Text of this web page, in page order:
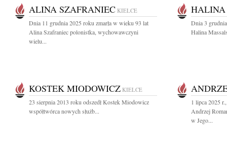
ALINA SZAFRANIEC KIELCE
Dnia 11 grudnia 2025 roku zmarła w wieku 93 lat
Alina Szafraniec polonistka, wychowawczyni
wielu...
Dnia 3
Halina
KOSTEK MIODOWICZ KIELCE
23 sierpnia 2013 roku odszedł Kostek Miodowicz
współtwórca nowych służb...
1 lipca 2025
Andrzej
w Jego...